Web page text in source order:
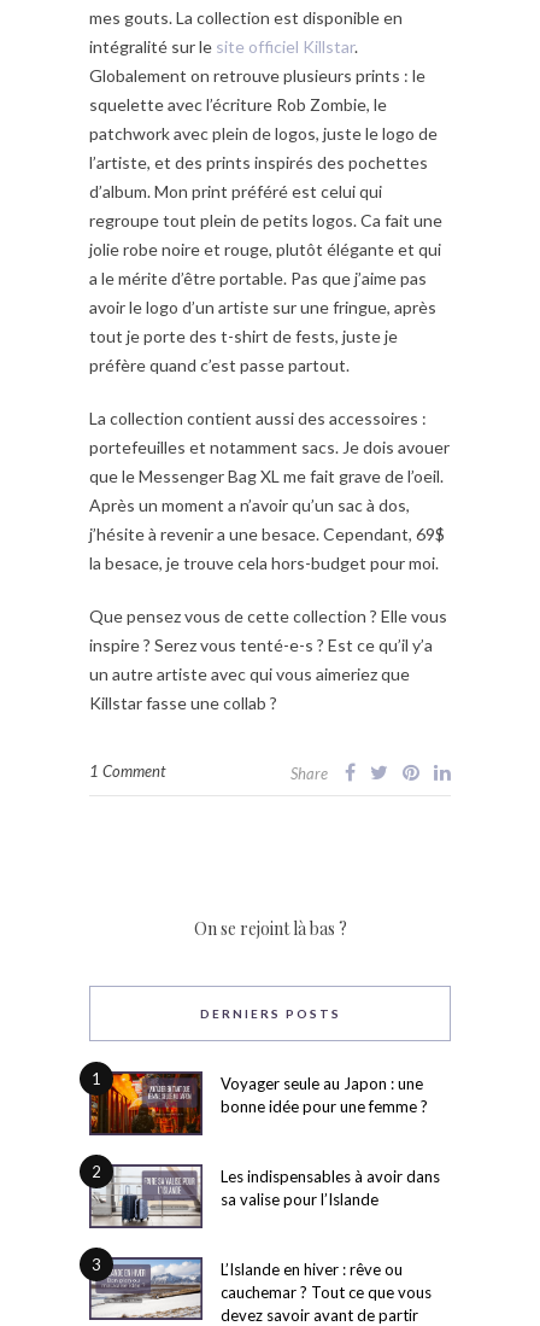
mes gouts. La collection est disponible en
intégralité sur le site officiel Killstar.
Globalement on retrouve plusieurs prints : le
squelette avec l’écriture Rob Zombie, le
patchwork avec plein de logos, juste le logo de
l’artiste, et des prints inspirés des pochettes
d’album. Mon print préféré est celui qui
regroupe tout plein de petits logos. Ca fait une
jolie robe noire et rouge, plutôt élégante et qui
a le mérite d’être portable. Pas que j’aime pas
avoir le logo d’un artiste sur une fringue, après
tout je porte des t-shirt de fests, juste je
préfère quand c’est passe partout.
La collection contient aussi des accessoires :
portefeuilles et notamment sacs. Je dois avouer
que le Messenger Bag XL me fait grave de l’oeil.
Après un moment a n’avoir qu’un sac à dos,
j’hésite à revenir a une besace. Cependant, 69$
la besace, je trouve cela hors-budget pour moi.
Que pensez vous de cette collection ? Elle vous
inspire ? Serez vous tenté-e-s ? Est ce qu’il y’a
un autre artiste avec qui vous aimeriez que
Killstar fasse une collab ?
1 Comment Share
On se rejoint là bas ?
DERNIERS POSTS
1
Voyager seule au Japon : une
bonne idée pour une femme ?
2
Les indispensables à avoir dans
sa valise pour l’Islande
3
L’Islande en hiver : rêve ou
cauchemar ? Tout ce que vous
devez savoir avant de partir